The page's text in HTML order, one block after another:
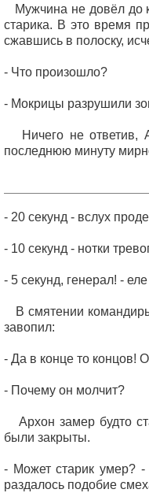
Мужчина не довёл до
старика. В это время
сжавшись в полоску,
- Что произошло?
- Мокрицы разрушили
Ничего не ответив,
последнюю минуту
- 20 секунд - вслух
- 10 секунд - нотки
- 5 секунд, генерал! -
В смятении командиры
завопил:
- Да в конце то концов!
- Почему он молчит?
Архон замер будто
были закрыты.
- Может старик умер? -
раздалось подобие